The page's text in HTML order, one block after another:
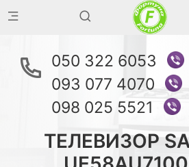
050 322 6053
093 077 4070
098 025 5521
ТЕЛЕВИЗОР